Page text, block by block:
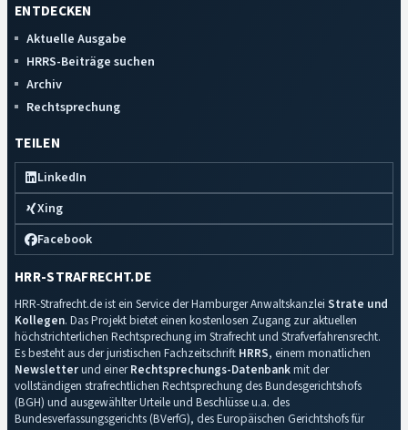
ENTDECKEN
Aktuelle Ausgabe
HRRS-Beiträge suchen
Archiv
Rechtsprechung
TEILEN
LinkedIn
Xing
Facebook
HRR-STRAFRECHT.DE
HRR-Strafrecht.de ist ein Service der Hamburger Anwaltskanzlei Strate und
Kollegen. Das Projekt bietet einen kostenlosen Zugang zur aktuellen
höchstrichterlichen Rechtsprechung im Strafrecht und Strafverfahrensrecht.
Es besteht aus der juristischen Fachzeitschrift HRRS, einem monatlichen
Newsletterund einerRechtsprechungs-Datenbankmit der
vollständigen strafrechtlichen Rechtsprechung des Bundesgerichtshofs
(BGH) und ausgewählter Urteile und Beschlüsse u.a. des
Bundesverfassungsgerichts (BVerfG), des Europäischen Gerichtshofs für